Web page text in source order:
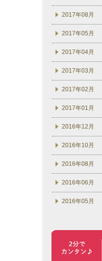
2017年08月
2017年05月
2017年04月
2017年03月
2017年02月
2017年01月
2016年12月
2016年10月
2016年08月
2016年06月
2016年05月